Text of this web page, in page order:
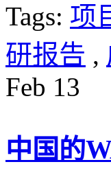
Tags: 项
研报告 ,
Feb 13
中国的